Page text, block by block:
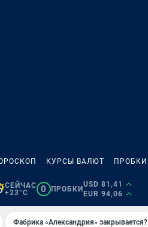
КУРСЫ ВАЛЮТ ПРОБКИ
СЕЙЧАС
+23°C
0 ПРОБКИ
USD 81,41
EUR 94,06
Фабрика «Александрия» закрывается?